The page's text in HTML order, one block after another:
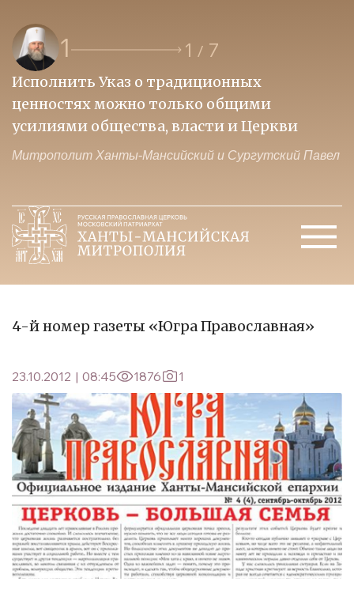
1 1 / 7
Исполнить Указ о традиционных
ценностях можно только общими
усилиями общества, власти и Церкви
Митрополит Ханты-Мансийский и Сургутский Павел
4-й номер газеты «Югра Православная»
23.10.2012 | 08:45 1876 1